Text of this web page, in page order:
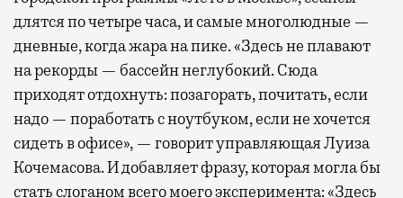
длятся по четыре часа, и самые многолюдные —
дневные, когда жара на пике. «Здесь не плавают
на рекорды — бассейн неглубокий. Сюда
приходят отдохнуть: позагорать, почитать, если
надо — поработать с ноутбуком, если не хочется
сидеть в офисе», — говорит управляющая Луиза
Кочемасова. И добавляет фразу, которая могла бы
стать слоганом всего моего эксперимента: «Здесь